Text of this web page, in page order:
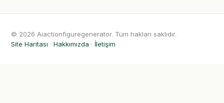
© 2026 Aiactionfiguregenerator. Tüm hakları saklıdır.
Site Haritası · Hakkımızda · İletişim